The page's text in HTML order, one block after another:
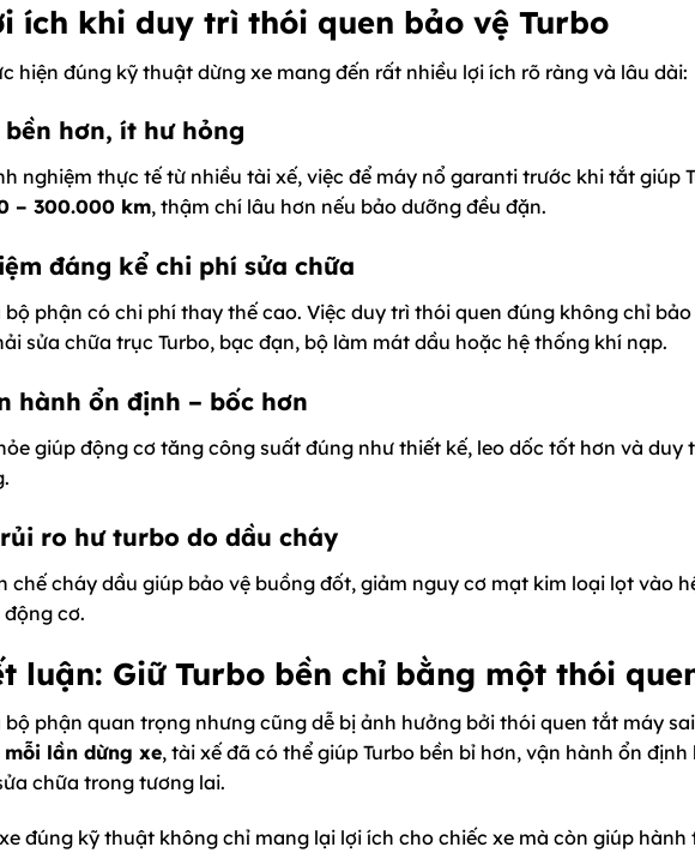
ích khi duy trì thói quen bảo vệ Turbo
hiện đúng kỹ thuật dừng xe mang đến rất nhiều lợi ích rõ ràng và lâu dài:
bền hơn, ít hư hỏng
nghiệm thực tế từ nhiều tài xế, việc để máy nổ garanti trước khi tắt giúp
– 300.000 km, thậm chí lâu hơn nếu bảo dưỡng đều đặn.
đáng kể chi phí sửa chữa
bộ phận có chi phí thay thế cao. Việc duy trì thói quen đúng không chỉ
sửa chữa trục Turbo, bạc đạn, bộ làm mát dầu hoặc hệ thống khí nạp.
hành ổn định – bốc hơn
giúp động cơ tăng công suất đúng như thiết kế, leo dốc tốt hơn và duy
ro hư turbo do dầu cháy
chế cháy dầu giúp bảo vệ buồng đốt, giảm nguy cơ mạt kim loại lọt vào
cơ.
luận: Giữ Turbo bền chỉ bằng một thói
bộ phận quan trọng nhưng cũng dễ bị ảnh hưởng bởi thói quen tắt máy
mỗi lần dừng xe, tài xế đã có thể giúp Turbo bền bỉ hơn, vận hành ổn
chữa trong tương lai.
đúng kỹ thuật không chỉ mang lại lợi ích cho chiếc xe mà còn giúp